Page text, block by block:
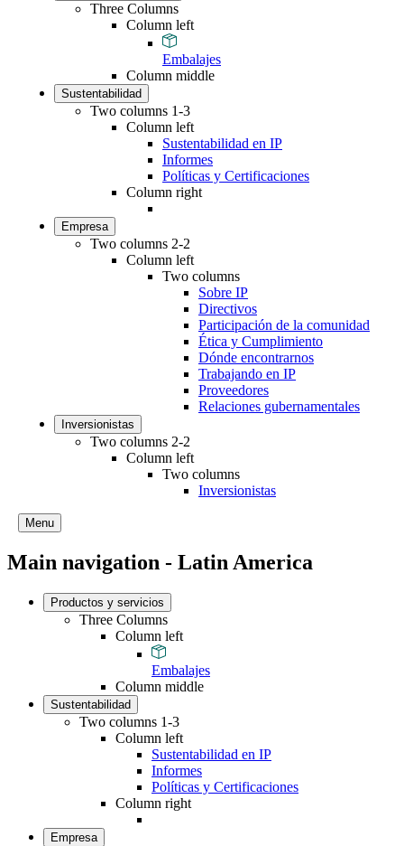
Three Columns
Column left
Embalajes
Column middle
Sustentabilidad
Two columns 1-3
Column left
Sustentabilidad en IP
Informes
Políticas y Certificaciones
Column right
Empresa
Two columns 2-2
Column left
Two columns
Sobre IP
Directivos
Participación de la comunidad
Ética y Cumplimiento
Dónde encontrarnos
Trabajando en IP
Proveedores
Relaciones gubernamentales
Inversionistas
Two columns 2-2
Column left
Two columns
Inversionistas
Menu
Main navigation - Latin America
Productos y servicios
Three Columns
Column left
Embalajes
Column middle
Sustentabilidad
Two columns 1-3
Column left
Sustentabilidad en IP
Informes
Políticas y Certificaciones
Column right
Empresa